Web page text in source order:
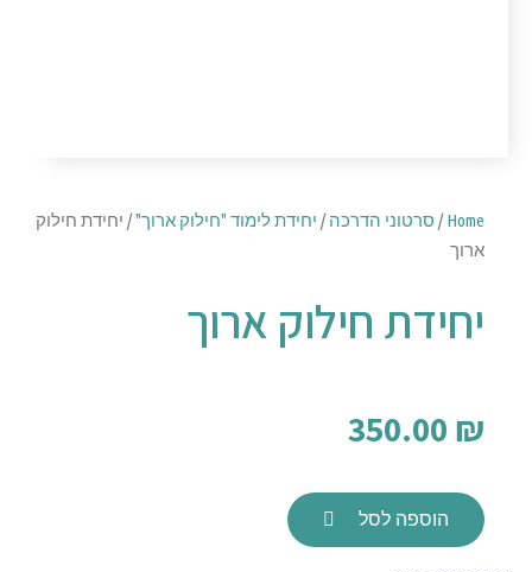
Home
/ סרטוני הדרכה/ יחידת לימוד "חילוק ארוך"/ יחידת חילוק
ארוך
יחידת חילוק ארוך
350.00 ₪
הוספה לסל